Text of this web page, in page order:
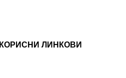
КОРИСНИ ЛИНКОВИ